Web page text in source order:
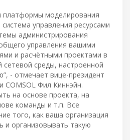
платформы моделирования
система управления ресурсами
администрирования
управления вашими
и расчётными проектами в
сетевой среды, настроенной
- отмечает вице-президент
Фил Киннэйн.
на основе проекта, на
команды и т.п. Все
того, как ваша организация
и организовывать такую